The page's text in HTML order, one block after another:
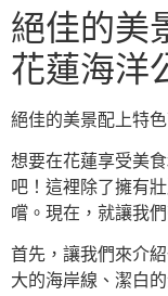
絕佳的美
花蓮海洋
絕佳的美景配上特
想要在花蓮享受美
吧！這裡除了擁有
嚐。現在，就讓我
首先，讓我們來介
大的海岸線、潔白